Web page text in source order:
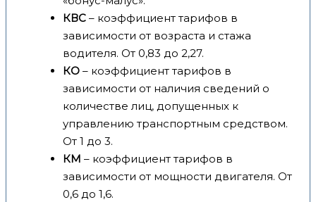
КВС – коэффициент тарифов в
зависимости от возраста и стажа
водителя. От 0,83 до 2,27.
КО – коэффициент тарифов в
зависимости от наличия сведений о
количестве лиц, допущенных к
управлению транспортным средством.
От 1 до 3.
КМ – коэффициент тарифов в
зависимости от мощности двигателя. От
0,6 до 1,6.